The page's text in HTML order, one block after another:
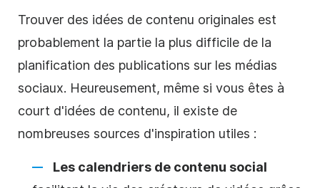
Trouver des idées de contenu originales est
probablement la partie la plus difficile de la
planification des publications sur les médias
sociaux. Heureusement, même si vous êtes à
court d'idées de contenu, il existe de
nombreuses sources d'inspiration utiles :
Les calendriers de contenu social